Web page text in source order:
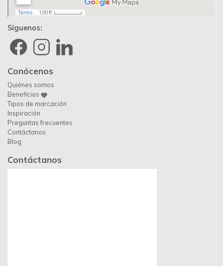
Síguenos:
Conócenos
Quiénes somos
Beneficios
Tipos de marcación
Inspiración
Preguntas frecuentes
Contáctanos
Blog
Contáctanos